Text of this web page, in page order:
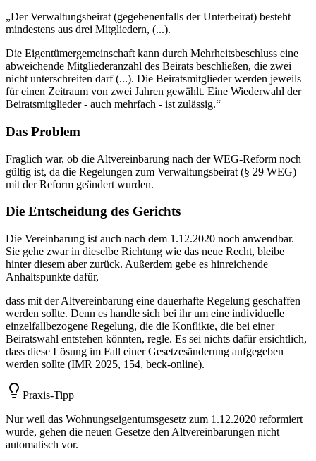
„Der Verwaltungsbeirat (gegebenenfalls der Unterbeirat) besteht
mindestens aus drei Mitgliedern, (...).
Die Eigentümergemeinschaft kann durch Mehrheitsbeschluss eine
abweichende Mitgliederanzahl des Beirats beschließen, die zwei
nicht unterschreiten darf (...). Die Beiratsmitglieder werden jeweils
für einen Zeitraum von zwei Jahren gewählt. Eine Wiederwahl der
Beiratsmitglieder - auch mehrfach - ist zulässig.“
Das Problem
Fraglich war, ob die Altvereinbarung nach der WEG-Reform noch
gültig ist, da die Regelungen zum Verwaltungsbeirat (§ 29 WEG)
mit der Reform geändert wurden.
Die Entscheidung des Gerichts
Die Vereinbarung ist auch nach dem 1.12.2020 noch anwendbar.
Sie gehe zwar in dieselbe Richtung wie das neue Recht, bleibe
hinter diesem aber zurück. Außerdem gebe es hinreichende
Anhaltspunkte dafür,
dass mit der Altvereinbarung eine dauerhafte Regelung geschaffen
werden sollte. Denn es handle sich bei ihr um eine individuelle
einzelfallbezogene Regelung, die die Konflikte, die bei einer
Beiratswahl entstehen könnten, regle. Es sei nichts dafür ersichtlich,
dass diese Lösung im Fall einer Gesetzesänderung aufgegeben
werden sollte (IMR 2025, 154, beck-online).
Praxis-Tipp
Nur weil das Wohnungseigentumsgesetz zum 1.12.2020 reformiert
wurde, gehen die neuen Gesetze den Altvereinbarungen nicht
automatisch vor.